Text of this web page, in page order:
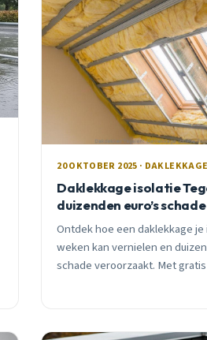
20 OKTOBER 2025 ·
Daklekkage isolatie
duizenden euro’s schade
Ontdek hoe een daklekkage
weken kan vernielen en
schade veroorzaakt. Met